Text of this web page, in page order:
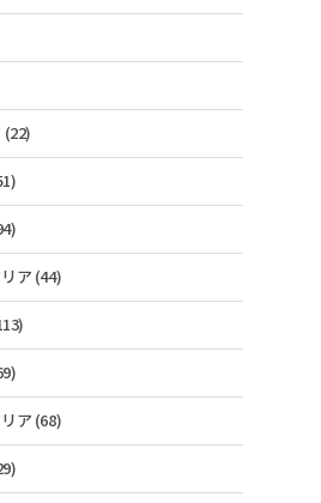
ア (44)
ア (68)